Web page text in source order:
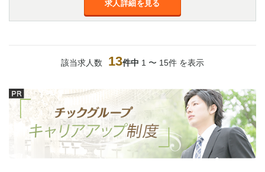
求人詳細を見る
該当求人数 13件中 1 〜 15件 を表示